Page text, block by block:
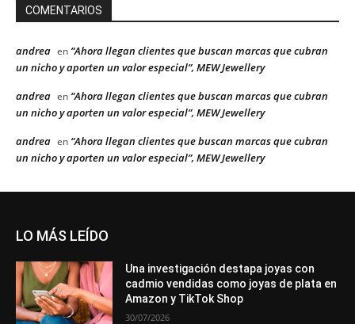
COMENTARIOS
andrea en “Ahora llegan clientes que buscan marcas que cubran
un nicho y aporten un valor especial”, MEW Jewellery
andrea en “Ahora llegan clientes que buscan marcas que cubran
un nicho y aporten un valor especial”, MEW Jewellery
andrea en “Ahora llegan clientes que buscan marcas que cubran
un nicho y aporten un valor especial”, MEW Jewellery
LO MÁS LEÍDO
Una investigación destapa joyas con
cadmio vendidas como joyas de plata en
Amazon y TikTok Shop
30/07/2026